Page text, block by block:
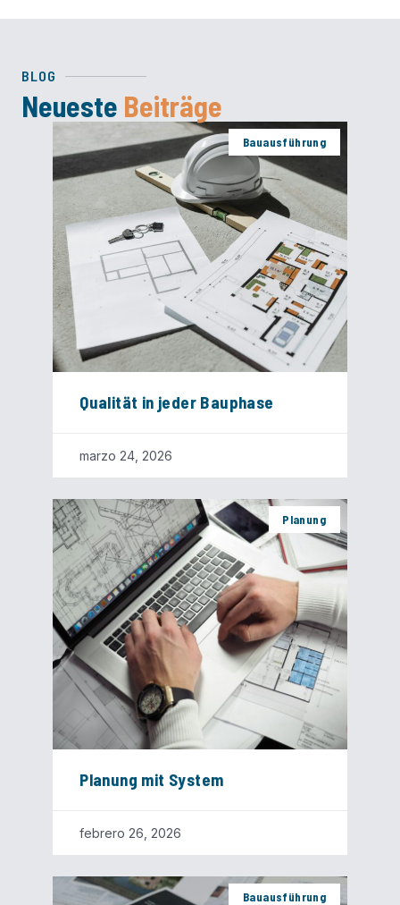
BLOG
Neueste Beiträge
Bauausführung
Qualität in jeder Bauphase
marzo 24, 2026
Planung
Planung mit System
febrero 26, 2026
Bauausführung